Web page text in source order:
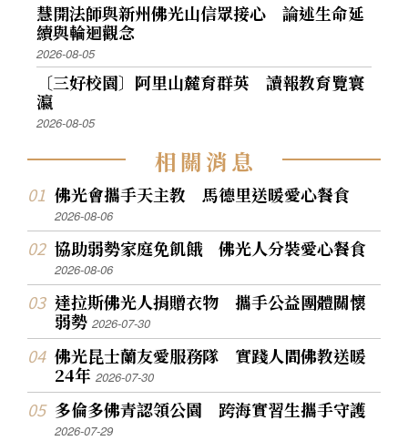
慧開法師與新州佛光山信眾接心 論述生命延
續與輪迴觀念
2026-08-05
〔三好校園〕阿里山麓育群英 讀報教育覽寰
瀛
2026-08-05
相關消息
佛光會攜手天主教 馬德里送暖愛心餐食
2026-08-06
協助弱勢家庭免飢餓 佛光人分裝愛心餐食
2026-08-06
達拉斯佛光人捐贈衣物 攜手公益團體關懷
弱勢2026-07-30
佛光昆士蘭友愛服務隊 實踐人間佛教送暖
24年2026-07-30
多倫多佛青認領公園 跨海實習生攜手守護
2026-07-29